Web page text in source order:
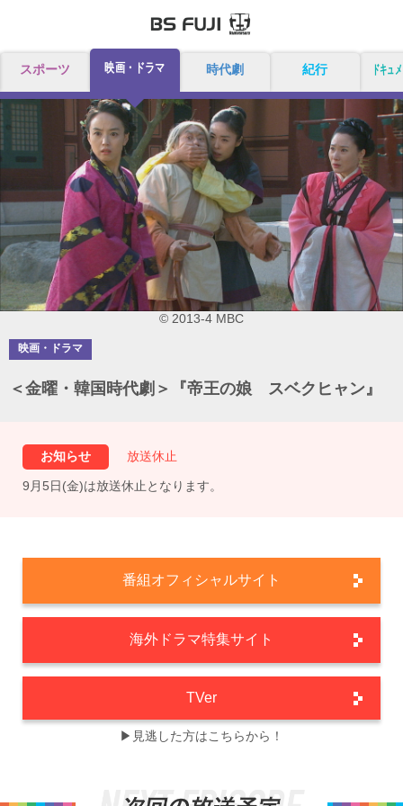
スポーツ 映画・ドラマ 時代劇 紀行 ドキュ
© 2013-4 MBC
映画・ドラマ
＜金曜・韓国時代劇＞『帝王の娘 スベクヒャン』
お知らせ 放送休止
9月5日(金)は放送休止となります。
番組オフィシャルサイト
海外ドラマ特集サイト
TVer
▶見逃した方はこちらから！